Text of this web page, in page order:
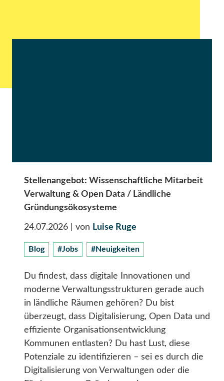
Stellenangebot: Wissenschaftliche Mitarbeit
Verwaltung & Open Data / Ländliche
Gründungsökosysteme
24.07.2026 | von Luise Ruge
Blog #Jobs #Neuigkeiten
Du findest, dass digitale Innovationen und
moderne Verwaltungsstrukturen gerade auch
in ländliche Räumen gehören? Du bist
überzeugt, dass Digitalisierung, Open Data und
effiziente Organisationsentwicklung
Kommunen entlasten? Du hast Lust, diese
Potenziale zu identifizieren – sei es durch die
Digitalisierung von Verwaltungen oder die